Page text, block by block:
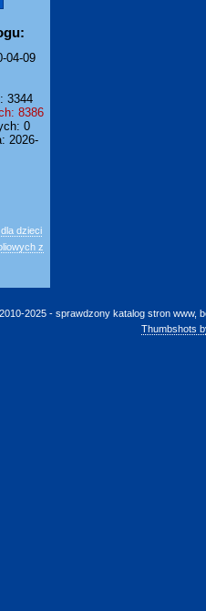
04-09
3344
8386
0
2026-
dzieci
z
2025 - sprawdzony katalog stron www,
Thumbshots